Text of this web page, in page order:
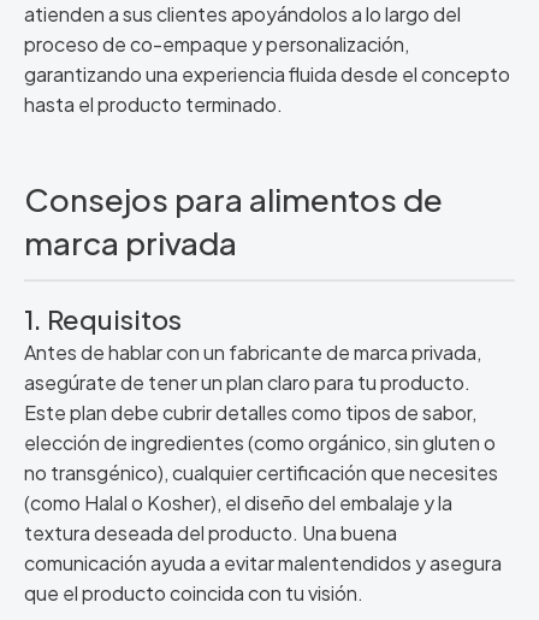
atienden a sus clientes apoyándolos a lo largo del
proceso de co-empaque y personalización,
garantizando una experiencia fluida desde el concepto
hasta el producto terminado.
Consejos para alimentos de
marca privada
1. Requisitos
Antes de hablar con un fabricante de marca privada,
asegúrate de tener un plan claro para tu producto.
Este plan debe cubrir detalles como tipos de sabor,
elección de ingredientes (como orgánico, sin gluten o
no transgénico), cualquier certificación que necesites
(como Halal o Kosher), el diseño del embalaje y la
textura deseada del producto. Una buena
comunicación ayuda a evitar malentendidos y asegura
que el producto coincida con tu visión.